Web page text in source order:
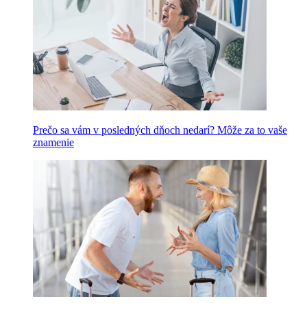
Prečo sa vám v posledných dňoch nedarí? Môže za to vaše
znamenie